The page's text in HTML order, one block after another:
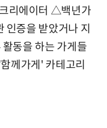
리에이터 △백년가
인증을 받았거나 지
동을 하는 가게들
께가게' 카테고리